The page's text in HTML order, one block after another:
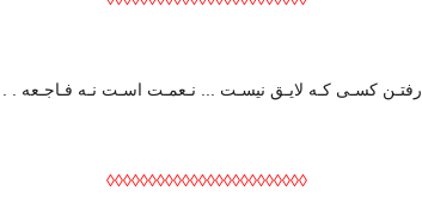
رفتـن کسـی کـه لایـق نیسـت ... نـعمـت اسـت نـه فـاجـعه . . .
◊◊◊◊◊◊◊◊◊◊◊◊◊◊◊◊◊◊◊◊◊◊◊◊